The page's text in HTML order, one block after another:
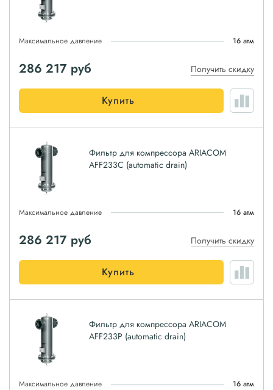
Максимальное давление 16 атм
286 217 руб Получить скидку
Купить
Фильтр для компрессора ARIACOM
AFF233C (automatic drain)
Максимальное давление 16 атм
286 217 руб Получить скидку
Купить
Фильтр для компрессора ARIACOM
AFF233P (automatic drain)
Максимальное давление 16 атм